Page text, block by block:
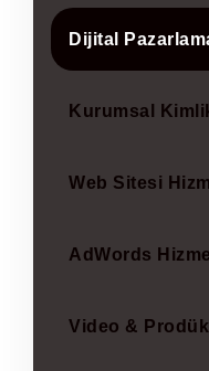
Dijital
Kurumsal
Web Sitesi
AdWords
Video &